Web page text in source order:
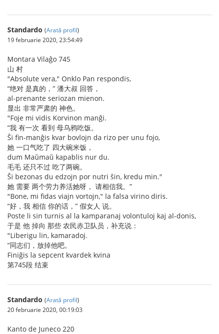
Standardo (Arată profil)
19 februarie 2020, 23:54:49
Montara Vilaĝo 745
山 村
"Absolute vera," Onklo Pan respondis,
“绝对 是真的，” 潘大叔 回答，
al-prenante seriozan mienon.
显出 非常严肃的 神色。
"Foje mi vidis Korvinon manĝi.
“我 有一次 看到 母乌鸦吃饭。
Ŝi fin-manĝis kvar bovlojn da rizo per unu fojo,
她 一口气吃了 四大碗米饭，
dum Maŭmaŭ kapablis nur du.
毛毛 还只不过 吃了两碗。
Ŝi bezonas du edzojn por nutri ŝin, kredu min."
她 需要 两个劳力养活她呀， 请相信我。”
"Bone, mi fidas viajn vortojn," la falsa virino diris.
“好，我 相信 你的话，” 假女人 说。
Poste li sin turnis al la kamparanaj volontuloj kaj al-donis,
于是 他 掉向 那些 农民赤卫队员，补充说：
"Liberigu lin, kamaradoj.
“同志们，放掉他吧。
Finiĝis la sepcent kvardek kvina
第745段 结束
Standardo (Arată profil)
20 februarie 2020, 00:19:03
Kanto de Juneco 220